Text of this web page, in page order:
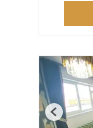
Previous